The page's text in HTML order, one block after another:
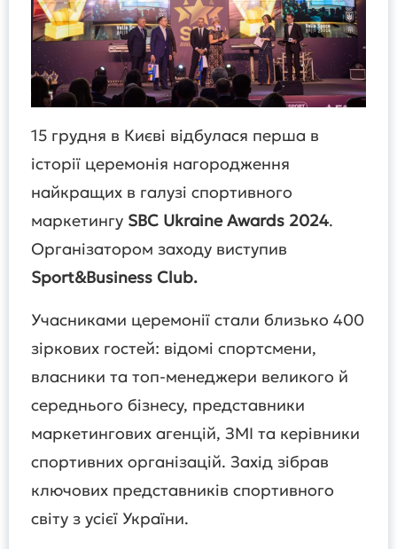
15 грудня в Києві відбулася перша в
історії церемонія нагородження
найкращих в галузі спортивного
маркетингу SBC Ukraine Awards 2024.
Організатором заходу виступив
Sport&Business Club.
Учасниками церемонії стали близько 400
зіркових гостей: відомі спортсмени,
власники та топ-менеджери великого й
середнього бізнесу, представники
маркетингових агенцій, ЗМІ та керівники
спортивних організацій. Захід зібрав
ключових представників спортивного
світу з усієї України.